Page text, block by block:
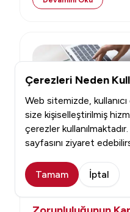
Çerezleri Neden
Web sitemizde,
size kişiselleştirilmiş
çerezler
sayfasını ziyaret
Tamam İptal
Dijital Dönüşüm